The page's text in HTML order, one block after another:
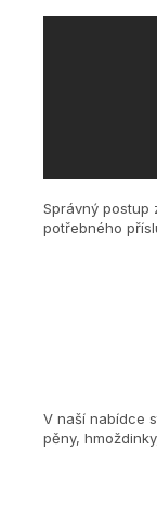
Správný postup
potřebného
V naší nabídce
pěny,